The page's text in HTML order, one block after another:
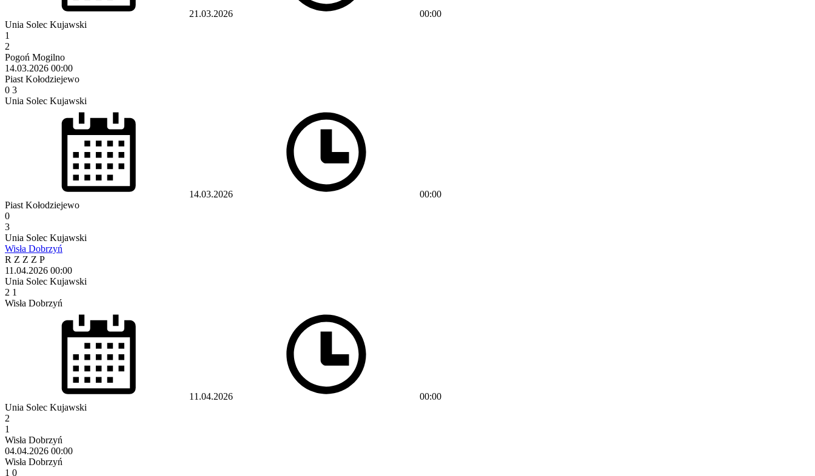
21.03.2026
00:00
Unia Solec Kujawski
1
2
Pogoń Mogilno
14.03.2026 00:00
Piast Kołodziejewo
0 3
Unia Solec Kujawski
14.03.2026
00:00
Piast Kołodziejewo
0
3
Unia Solec Kujawski
Wisła Dobrzyń
R Z Z Z P
11.04.2026 00:00
Unia Solec Kujawski
2 1
Wisła Dobrzyń
11.04.2026
00:00
Unia Solec Kujawski
2
1
Wisła Dobrzyń
04.04.2026 00:00
Wisła Dobrzyń
1 0